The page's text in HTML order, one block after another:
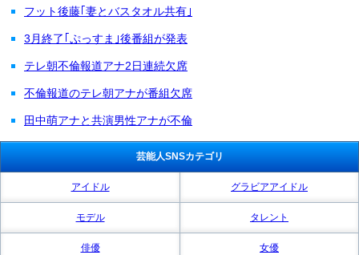
フット後藤｢妻とバスタオル共有｣
3月終了｢ぷっすま｣後番組が発表
テレ朝不倫報道アナ2日連続欠席
不倫報道のテレ朝アナが番組欠席
田中萌アナと共演男性アナが不倫
芸能人SNSカテゴリ
アイドル グラビアアイドル
モデル タレント
俳優 女優